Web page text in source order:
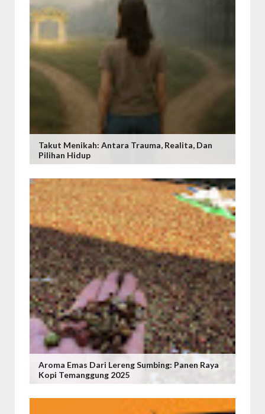
Takut Menikah: Antara Trauma, Realita, Dan
Pilihan Hidup
Aroma Emas Dari Lereng Sumbing: Panen Raya
Kopi Temanggung 2025